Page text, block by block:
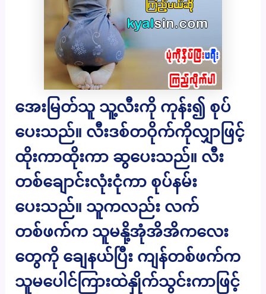
အေးမြတ်သူ သူ့လီးကို ကုန်း၍ စုပ်
ပေးသည်။ လီးဒစ်တဝိုက်ကိုလျှာဖြင့်
ထိုးကာထိုးကာ ဆွပေးသည်။ လီး
တစ်ချောင်းလုံးငုံကာ စုပ်နမ်း
ပေးသည်။ သူကလည်း လက်
တစ်ဖက်က သူမနို့အုံအိအိကလေး
တွေကို ချေနယ်ပြီး ကျန်တစ်ဖက်က
သူမပေါင်ကြားထဲနှိုက်သွင်းကာဖြင့်